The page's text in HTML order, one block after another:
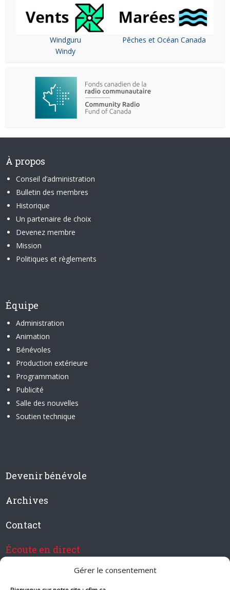
Gérer le consentement
Windguru
Windy
Pêches et Océan Canada
À propos
Conseil d’administration
Bulletin des membres
Historique
Un partenaire de choix
Devenez membre
Mission
Politiques et règlements
Équipe
Administration
Animation
Bénévoles
Production extérieure
Programmation
Publicité
Salle des nouvelles
Soutien technique
Devenir bénévole
Archives
Contact
Écoute en direct